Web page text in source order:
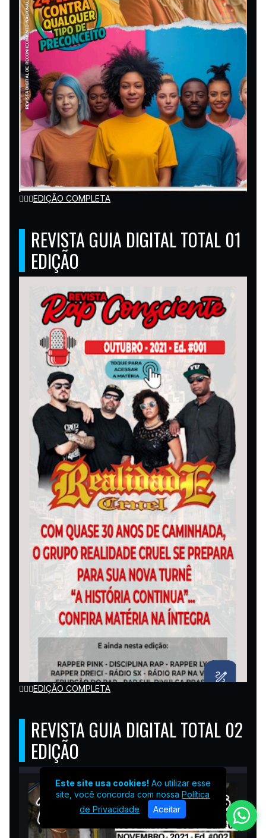
👉🏽🌐EDIÇÃO COMPLETA
REVISTA GUIA DIGITAL TOTAL 01
EDIÇÃO
👉🏽🌐EDIÇÃO COMPLETA
REVISTA GUIA DIGITAL TOTAL 02
EDIÇÃO
Este site usa cookies! Ao utilizar esse
site, você concorda com nossaPolítica
de Privacidade
Aceitar